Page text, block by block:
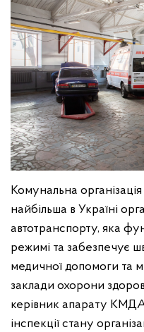
Комунальна
найбільша в Україні
автотранспорту, яка
режимі та забезпечує
медичної допомоги та
заклади охорони
керівник апарату
інспекції стану